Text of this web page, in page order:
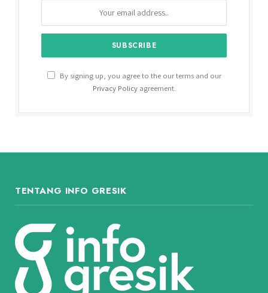
By signing up, you agree to the our terms and our
Privacy Policyagreement.
TENTANG INFO GRESIK